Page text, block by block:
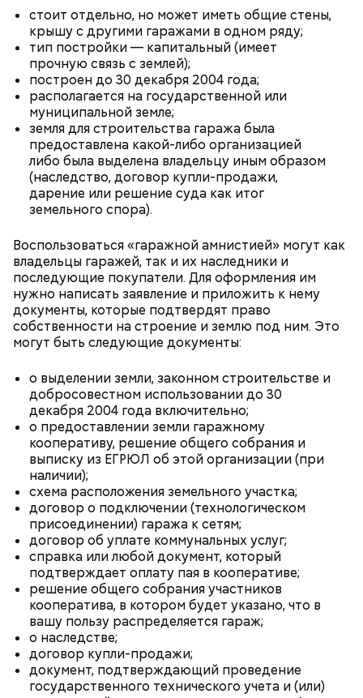
стоит отдельно, но может иметь общие стены,
крышу с другими гаражами в одном ряду;
тип постройки — капитальный (имеет
прочную связь с землей);
построен до 30 декабря 2004 года;
располагается на государственной или
муниципальной земле;
земля для строительства гаража была
предоставлена какой-либо организацией
либо была выделена владельцу иным образом
(наследство, договор купли-продажи,
дарение или решение суда как итог
земельного спора).
Воспользоваться «гаражной амнистией» могут как
владельцы гаражей, так и их наследники и
последующие покупатели. Для оформления им
нужно написать заявление и приложить к нему
документы, которые подтвердят право
собственности на строение и землю под ним. Это
могут быть следующие документы:
о выделении земли, законном строительстве и
добросовестном использовании до 30
декабря 2004 года включительно;
о предоставлении земли гаражному
кооперативу, решение общего собрания и
выписку из ЕГРЮЛ об этой организации (при
наличии);
схема расположения земельного участка;
договор о подключении (технологическом
присоединении) гаража к сетям;
договор об уплате коммунальных услуг;
справка или любой документ, который
подтверждает оплату пая в кооперативе;
решение общего собрания участников
кооператива, в котором будет указано, что в
вашу пользу распределяется гараж;
о наследстве;
договор купли-продажи;
документ, подтверждающий проведение
государственного технического учета и (или)
Уберут отеки и улучшат зрение:
диетолог Соломатина рассказала
Кабачки, тушеные с курицей
Ингредиенты:
растительное масло;
соль, перец по вкусу;
свежий базилик;
сливки жирностью 20 процентов.
Как приготовить домашний
Эндокринолог Куликова
объяснила, в чем заключается
Фото: Shutterstock
При выборе дыни эксперт посоветовала
ориентироваться на запах:
— Она должна приятно пахнуть. Если дыня не
пахнет, значит, ее созревание ускорили или
сорвали недозревшей. Она может быть мягкой, но
будет безвкусной.